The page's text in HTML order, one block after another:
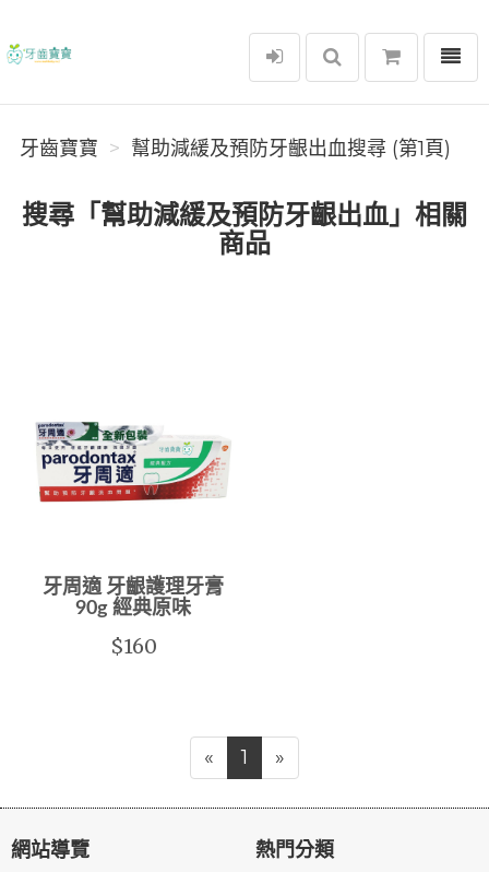
牙齒寶寶
選單
牙齒寶寶 幫助減緩及預防牙齦出血搜尋 (第1頁)
搜尋「幫助減緩及預防牙齦出血」相關
商品
牙周適 牙齦護理牙膏
90g 經典原味
$160
« 1 »
網站導覽 熱門分類